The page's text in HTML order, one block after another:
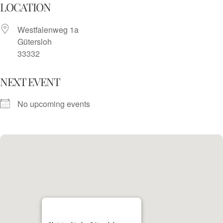
Skip
content
LOCATION
Westfalenweg 1a
Gütersloh
33332
NEXT EVENT
No upcoming events